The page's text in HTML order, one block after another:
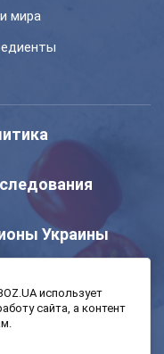
мира
Украины
использует
сайта, а контент